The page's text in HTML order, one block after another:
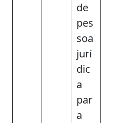
de
pes
soa
jurí
dic
a
par
a